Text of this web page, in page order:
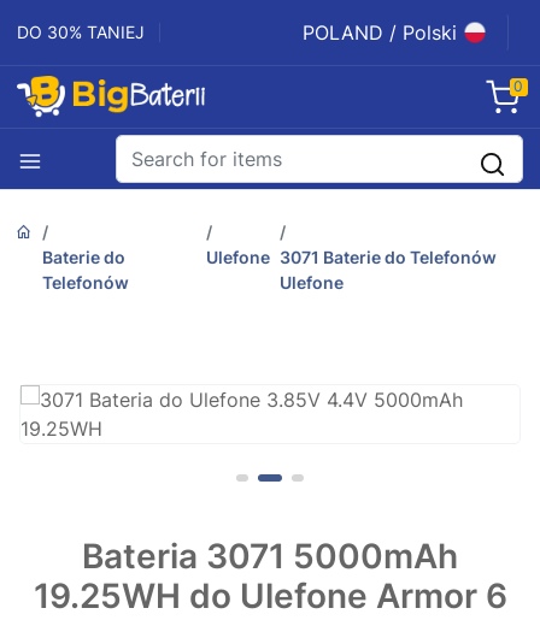
DO 30% TANIEJ POLAND / Polski
0
Baterie do
Telefonów
Ulefone 3071 Baterie do Telefonów
Ulefone
Bateria 3071 5000mAh
19.25WH do Ulefone Armor 6